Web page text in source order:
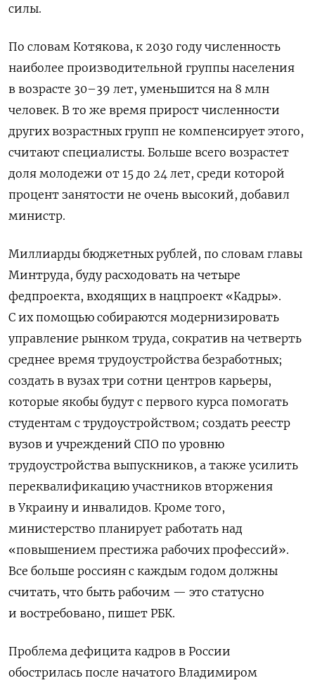
силы.
По словам Котякова, к 2030 году численность
наиболее производительной группы населения
в возрасте 30–39 лет, уменьшится на 8 млн
человек. В то же время прирост численности
других возрастных групп не компенсирует этого,
считают специалисты. Больше всего возрастет
доля молодежи от 15 до 24 лет, среди которой
процент занятости не очень высокий, добавил
министр.
Миллиарды бюджетных рублей, по словам главы
Минтруда, буду расходовать на четыре
федпроекта, входящих в нацпроект «Кадры».
С их помощью собираются модернизировать
управление рынком труда, сократив на четверть
среднее время трудоустройства безработных;
создать в вузах три сотни центров карьеры,
которые якобы будут с первого курса помогать
студентам с трудоустройством; создать реестр
вузов и учреждений СПО по уровню
трудоустройства выпускников, а также усилить
переквалификацию участников вторжения
в Украину и инвалидов. Кроме того,
министерство планирует работать над
«повышением престижа рабочих профессий».
Все больше россиян с каждым годом должны
считать, что быть рабочим — это статусно
и востребовано, пишет РБК.
Проблема дефицита кадров в России
обострилась после начатого Владимиром